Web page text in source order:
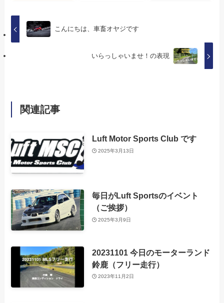
こんにちは、車畜オヤジです
いらっしゃいませ！の表現
関連記事
Luft Motor Sports Club です
2025年3月13日
毎日がLuft Sportsのイベント
（ご挨拶）
2025年3月9日
20231101 今日のモーターランド
鈴鹿（フリー走行）
2023年11月2日